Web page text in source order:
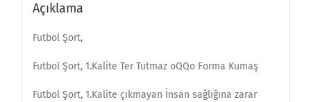
Açıklama
Futbol Şort,
Futbol Şort, 1.Kalite Ter Tutmaz oQQo Forma Kumaş
Futbol Şort, 1.Kalite çıkmayan İnsan sağlığına zarar